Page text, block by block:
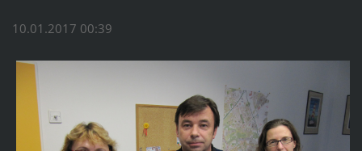
10.01.2017 00:39